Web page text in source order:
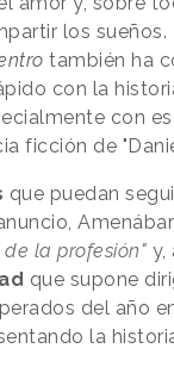
los sueños.
también ha
con la
con
ficción de
que puedan
la profesión" y,
que supone
del año
la